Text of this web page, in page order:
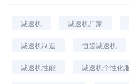
减速机 减速机厂家
减速机制造 恒齿减速机
减速机性能 减速机个性化